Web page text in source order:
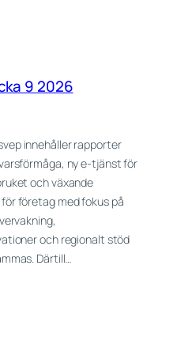
9 2026
innehåller rapporter
ny e-tjänst för
och växande
företag med fokus på
och regionalt stöd
Därtill…